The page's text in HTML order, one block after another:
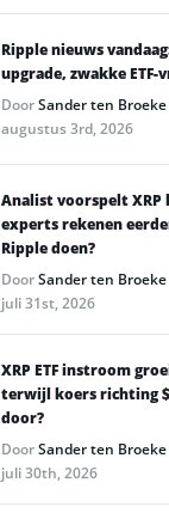
Ripple nieuws
upgrade, zwakke ETF-
DoorSander ten Broeke
augustus 3rd, 2026
Analist voorspelt XRP
experts rekenen
Ripple doen?
DoorSander ten Broeke
juli 31st, 2026
XRP ETF instroom
terwijl koers richting
door?
DoorSander ten Broeke
juli 30th, 2026